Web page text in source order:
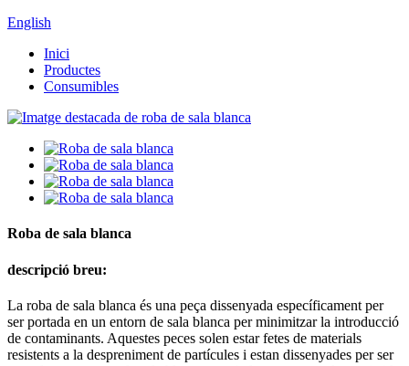
English
Inici
Productes
Consumibles
Roba de sala blanca
descripció breu:
La roba de sala blanca és una peça dissenyada específicament per
ser portada en un entorn de sala blanca per minimitzar la introducció
de contaminants. Aquestes peces solen estar fetes de materials
resistents a la despreniment de partícules i estan dissenyades per ser